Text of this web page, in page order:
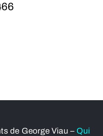
de George Viau – Qui